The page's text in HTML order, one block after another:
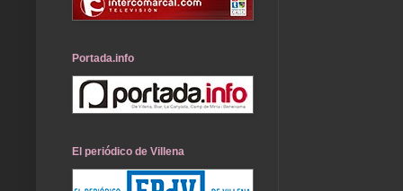
Portada.info
El periódico de Villena